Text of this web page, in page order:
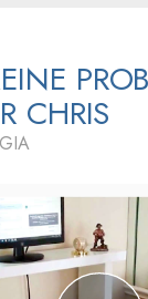
CHRIS